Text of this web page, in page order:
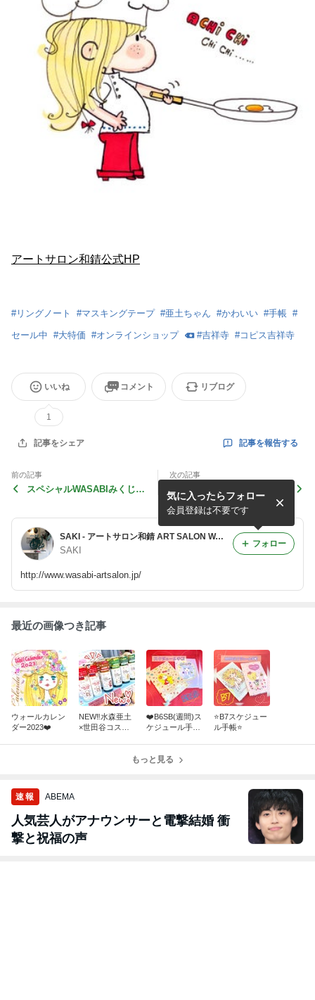
アートサロン和錆公式HP
#リングノート #マスキングテープ #亜土ちゃん #かわいい #手帳 #
セール中 #大特価 #オンラインショップ #吉祥寺 #コピス吉祥寺
いいね
1
コメント リブログ
記事をシェア 記事を報告する
前の記事
スペシャルWASABIみくじ
次の記事
お風呂でもあったか亜土ちゃ
ん
SAKI - アートサロン和錆 ART SALON WASABI 徒然ブログ
SAKI
http://www.wasabi-artsalon.jp/
気に入ったらフォロー
会員登録は不要です
フォロー
最近の画像つき記事
ウォールカレン
ダー2023❤️
NEW‼️水森亜土
×世田谷コスメ
❤️B6SB(週間)ス
ケジュール手帳
⭐️B7スケジュー
ル手帳⭐️
もっと見る
速報 ABEMA
人気芸人がアナウンサーと電撃結婚 衝
撃と祝福の声